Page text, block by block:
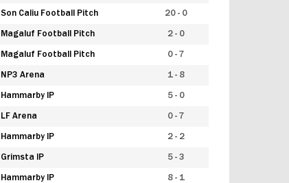
Son Caliu Football Pitch 20 - 0
Magaluf Football Pitch 2 - 0
Magaluf Football Pitch 0 - 7
NP3 Arena 1 - 8
Hammarby IP 5 - 0
LF Arena 0 - 7
Hammarby IP 2 - 2
Grimsta IP 5 - 3
Hammarby IP 8 - 1